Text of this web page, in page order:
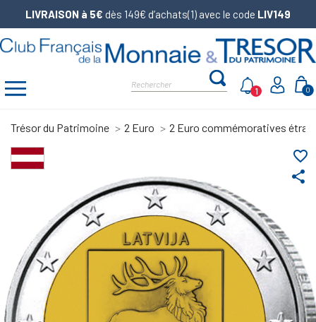
LIVRAISON à 5€ dès 149€ d’achats(1) avec le code LIV149
0
1
Trésor du Patrimoine 2 Euro 2 Euro commémoratives
share
favorite_border